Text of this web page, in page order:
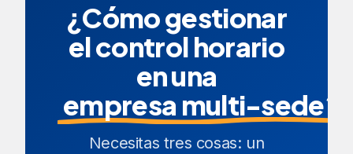
¿Cómo gestionar
el control horario
en una
empresa multi-sede?
Necesitas tres cosas: un